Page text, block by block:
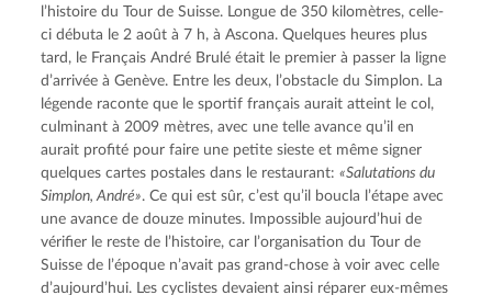
l’histoire du Tour de Suisse. Longue de 350 kilomètres, celle-
ci débuta le 2 août à 7 h, à Ascona. Quelques heures plus
tard, le Français André Brulé était le premier à passer la ligne
d’arrivée à Genève. Entre les deux, l’obstacle du Simplon. La
légende raconte que le sportif français aurait atteint le col,
culminant à 2009 mètres, avec une telle avance qu’il en
aurait profité pour faire une petite sieste et même signer
quelques cartes postales dans le restaurant: «Salutations du
Simplon, André». Ce qui est sûr, c’est qu’il boucla l’étape avec
une avance de douze minutes. Impossible aujourd’hui de
vérifier le reste de l’histoire, car l’organisation du Tour de
Suisse de l’époque n’avait pas grand-chose à voir avec celle
d’aujourd’hui. Les cyclistes devaient ainsi réparer eux-mêmes